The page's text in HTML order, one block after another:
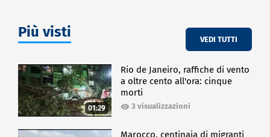
Più visti VEDI TUTTI
01:29
Rio de Janeiro, raffiche di vento
a oltre cento all'ora: cinque
morti
3 visualizzazioni
Marocco, centinaia di migranti